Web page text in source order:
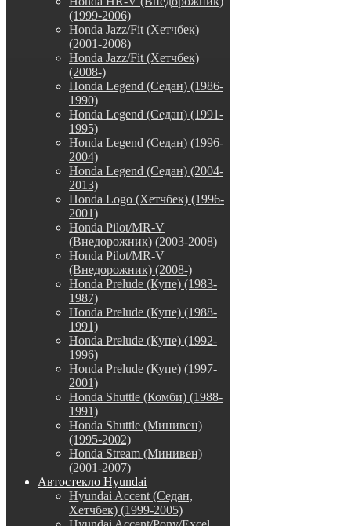
(1999-2006)
Honda Jazz/Fit (Хетчбек)
(2001-2008)
Honda Jazz/Fit (Хетчбек)
(2008-)
Honda Legend (Седан) (1986-
1990)
Honda Legend (Седан) (1991-
1995)
Honda Legend (Седан) (1996-
2004)
Honda Legend (Седан) (2004-
2013)
Honda Logo (Хетчбек) (1996-
2001)
Honda Pilot/MR-V
(Внедорожник) (2003-2008)
Honda Pilot/MR-V
(Внедорожник) (2008-)
Honda Prelude (Купе) (1983-
1987)
Honda Prelude (Купе) (1988-
1991)
Honda Prelude (Купе) (1992-
1996)
Honda Prelude (Купе) (1997-
2001)
Honda Shuttle (Комби) (1988-
1991)
Honda Shuttle (Минивен)
(1995-2002)
Honda Stream (Минивен)
(2001-2007)
Автостекло Hyundai
Hyundai Accent (Седан,
Хетчбек) (1999-2005)